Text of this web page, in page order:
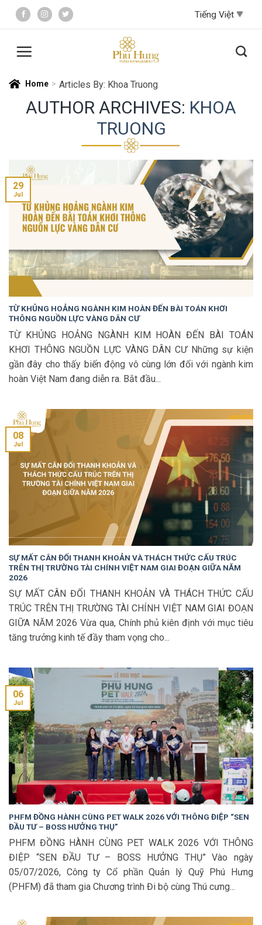
content
Home > Articles By: Khoa Truong
AUTHOR ARCHIVES: KHOA
TRUONG
TỪ KHỦNG HOẢNG NGÀNH KIM HOÀN ĐẾN BÀI TOÁN KHƠI
THÔNG NGUỒN LỰC VÀNG DÂN CƯ
TỪ KHỦNG HOẢNG NGÀNH KIM HOÀN ĐẾN BÀI TOÁN
KHƠI THÔNG NGUỒN LỰC VÀNG DÂN CƯ Những sự kiện
gần đây cho thấy biến động vô cùng lớn đối với ngành kim
hoàn Việt Nam đang diễn ra. Bắt đầu...
29
Jul
SỰ MẤT CÂN ĐỐI THANH KHOẢN VÀ THÁCH THỨC CẤU TRÚC
TRÊN THỊ TRƯỜNG TÀI CHÍNH VIỆT NAM GIAI ĐOẠN GIỮA NĂM
2026
SỰ MẤT CÂN ĐỐI THANH KHOẢN VÀ THÁCH THỨC CẤU
TRÚC TRÊN THỊ TRƯỜNG TÀI CHÍNH VIỆT NAM GIAI ĐOẠN
GIỮA NĂM 2026 Vừa qua, Chính phủ kiên định với mục tiêu
tăng trưởng kinh tế đầy tham vọng cho...
08
Jul
PHFM ĐỒNG HÀNH CÙNG PET WALK 2026 VỚI THÔNG ĐIỆP “SEN
ĐẦU TƯ – BOSS HƯỞNG THỤ”
PHFM ĐỒNG HÀNH CÙNG PET WALK 2026 VỚI THÔNG
ĐIỆP “SEN ĐẦU TƯ – BOSS HƯỞNG THỤ” Vào ngày
05/07/2026, Công ty Cổ phần Quản lý Quỹ Phú Hưng
(PHFM) đã tham gia Chương trình Đi bộ cùng Thú cưng...
06
Jul